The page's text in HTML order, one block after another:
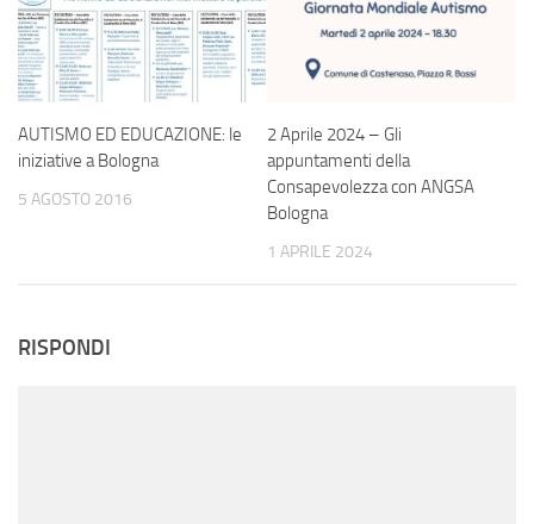
AUTISMO ED EDUCAZIONE: le
iniziative a Bologna
5 AGOSTO 2016
2 Aprile 2024 – Gli
appuntamenti della
Consapevolezza con ANGSA
Bologna
1 APRILE 2024
RISPONDI